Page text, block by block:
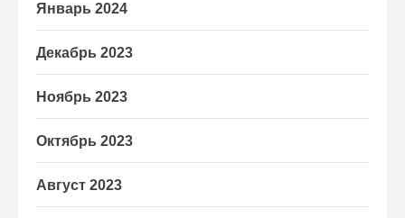
Январь 2024
Декабрь 2023
Ноябрь 2023
Октябрь 2023
Август 2023